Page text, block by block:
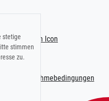
Teilnahmebedingungen
stetige
stimmen
zu.